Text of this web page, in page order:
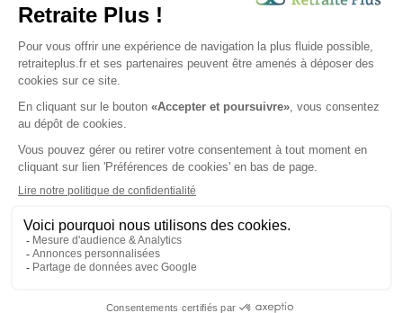
Vous avez besoin d’une aide de nos équipes ?
Obtenir les tarifs & disponibilités
SUIVEZ-NOUS SUR :
Protection données personnelles
Nous vous informons de l'existence de la liste d'opposition